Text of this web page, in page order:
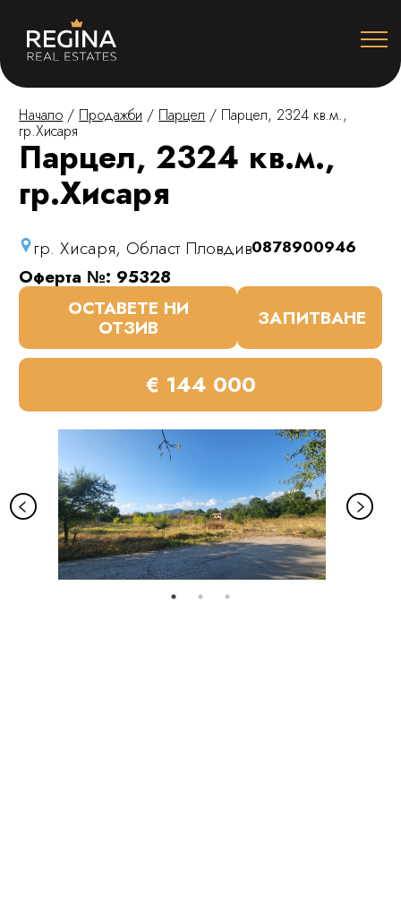
Начало / Продажби / Парцел / Парцел, 2324 кв.м.,
гр.Хисаря
Парцел, 2324 кв.м.,
гр.Хисаря
гр. Хисаря, Област Пловдив0878900946
Оферта №: 95328
ОСТАВЕТЕ НИ
ОТЗИВ ЗАПИТВАНЕ
€ 144 000